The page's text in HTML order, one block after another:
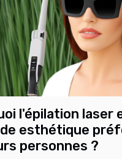
l'épilation laser
esthétique
personnes ?